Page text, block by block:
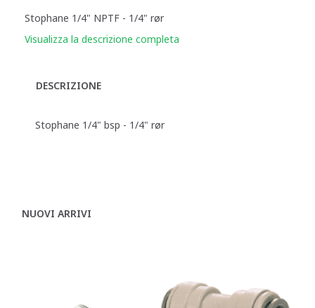
Stophane 1/4" NPTF - 1/4" rør
Visualizza la descrizione completa
DESCRIZIONE
Stophane 1/4" bsp - 1/4" rør
NUOVI ARRIVI